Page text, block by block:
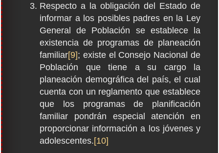
Respecto a la obligación del Estado de
informar a los posibles padres en la Ley
General de Población se establece la
existencia de programas de planeación
familiar[9]; existe el Consejo Nacional de
Población que tiene a su cargo la
planeación demográfica del país, el cual
cuenta con un reglamento que establece
que los programas de planificación
familiar pondrán especial atención en
proporcionar información a los jóvenes y
adolescentes.[10]